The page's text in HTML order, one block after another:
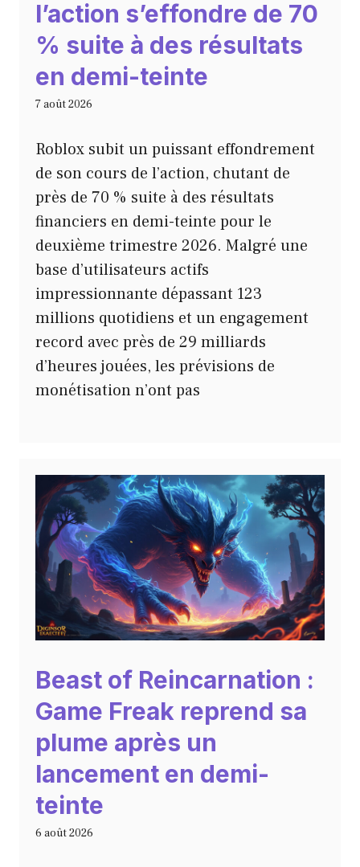
l’action s’effondre de 70
% suite à des résultats
en demi-teinte
7 août 2026
Roblox subit un puissant effondrement
de son cours de l’action, chutant de
près de 70 % suite à des résultats
financiers en demi-teinte pour le
deuxième trimestre 2026. Malgré une
base d’utilisateurs actifs
impressionnante dépassant 123
millions quotidiens et un engagement
record avec près de 29 milliards
d’heures jouées, les prévisions de
monétisation n’ont pas
Beast of Reincarnation :
Game Freak reprend sa
plume après un
lancement en demi-
teinte
6 août 2026